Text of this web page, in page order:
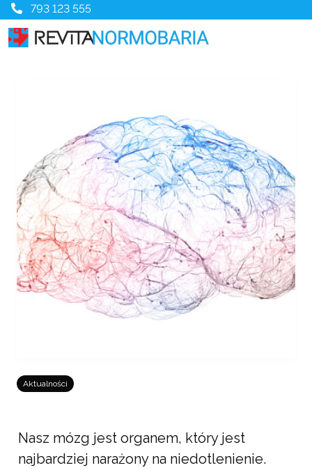
793 123 555
Aktualności
funkcjonowanie mózgu
Revita19 maja, 2021
Nasz mózg jest organem, który jest
najbardziej narażony na niedotlenienie.